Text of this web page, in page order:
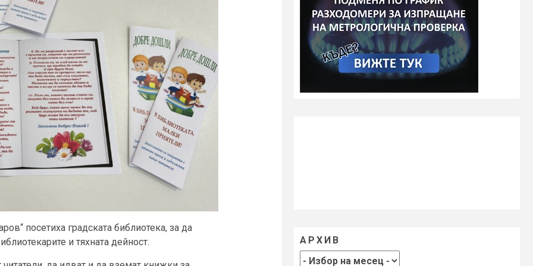
посетиха градската библиотека, за да
и тяхната дейност.
АРХИВ